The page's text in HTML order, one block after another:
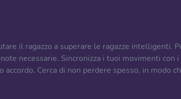
il ragazzo a superare le ragazze intelligenti.
necessarie. Sincronizza i tuoi movimenti con i
Cerca di non perdere spesso, in modo